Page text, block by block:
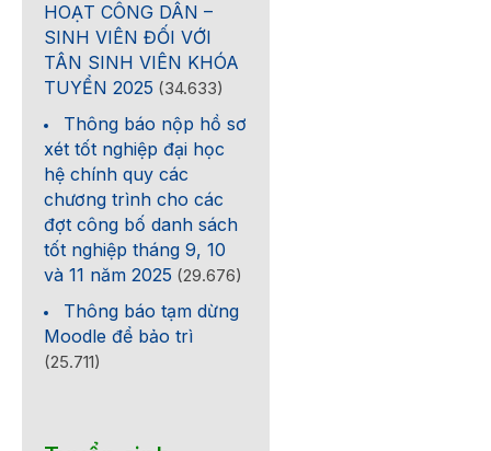
HOẠT CÔNG DÂN –
SINH VIÊN ĐỐI VỚI
TÂN SINH VIÊN KHÓA
TUYỂN 2025 (34.633)
Thông báo nộp hồ sơ
xét tốt nghiệp đại học
hệ chính quy các
chương trình cho các
đợt công bố danh sách
tốt nghiệp tháng 9, 10
và 11 năm 2025 (29.676)
Thông báo tạm dừng
Moodle để bảo trì
(25.711)